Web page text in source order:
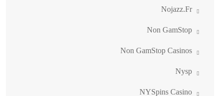
Nojazz.fr
Non GamStop
Non GamStop Casinos
Nysp
NYSpins Casino